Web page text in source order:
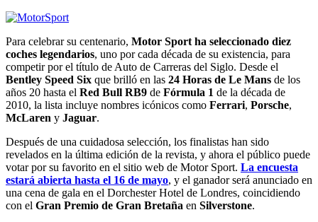
Para celebrar su centenario, Motor Sport ha seleccionado diez
coches legendarios, uno por cada década de su existencia, para
competir por el título de Auto de Carreras del Siglo. Desde el
Bentley Speed Six que brilló en las 24 Horas de Le Mans de los
años 20 hasta el Red Bull RB9 de Fórmula 1 de la década de
2010, la lista incluye nombres icónicos como Ferrari, Porsche,
McLaren y Jaguar.
Después de una cuidadosa selección, los finalistas han sido
revelados en la última edición de la revista, y ahora el público puede
votar por su favorito en el sitio web de Motor Sport. La encuesta
estará abierta hasta el 16 de mayo, y el ganador será anunciado en
una cena de gala en el Dorchester Hotel de Londres, coincidiendo
con el Gran Premio de Gran Bretaña en Silverstone.